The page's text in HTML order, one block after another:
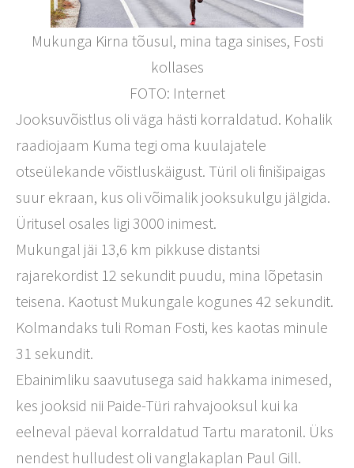
Mukunga Kirna tõusul, mina taga sinises, Fosti
kollases
FOTO: Internet
Jooksuvõistlus oli väga hästi korraldatud. Kohalik
raadiojaam Kuma tegi oma kuulajatele
otseülekande võistluskäigust. Türil oli finišipaigas
suur ekraan, kus oli võimalik jooksukulgu jälgida.
Üritusel osales ligi 3000 inimest.
Mukungal jäi 13,6 km pikkuse distantsi
rajarekordist 12 sekundit puudu, mina lõpetasin
teisena. Kaotust Mukungale kogunes 42 sekundit.
Kolmandaks tuli Roman Fosti, kes kaotas minule
31 sekundit.
Ebainimliku saavutusega said hakkama inimesed,
kes jooksid nii Paide-Türi rahvajooksul kui ka
eelneval päeval korraldatud Tartu maratonil. Üks
nendest hulludest oli vanglakaplan Paul Gill.